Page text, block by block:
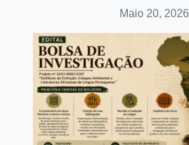
Maio 20, 2026